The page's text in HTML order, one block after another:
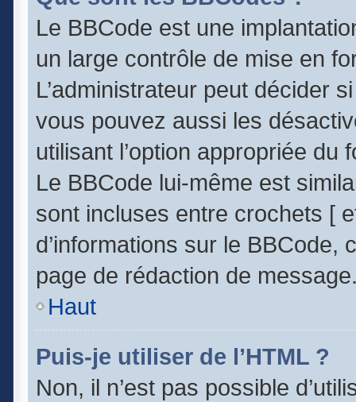
Le BBCode est une
un large contrôle de mise en
L’administrateur peut décider
vous pouvez aussi les
utilisant l’option appropriée
Le BBCode lui-même est
sont incluses entre crochets [
d’informations sur le BBCode,
page de rédaction de
Haut
Puis-je utiliser de l’HTML ?
Non, il n’est pas possible